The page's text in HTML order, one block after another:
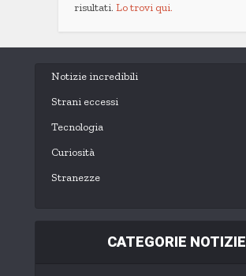
risultati. Lo trovi qui.
Notizie incredibili
Strani eccessi
Tecnologia
Curiosità
Stranezze
CATEGORIE NOTIZIE